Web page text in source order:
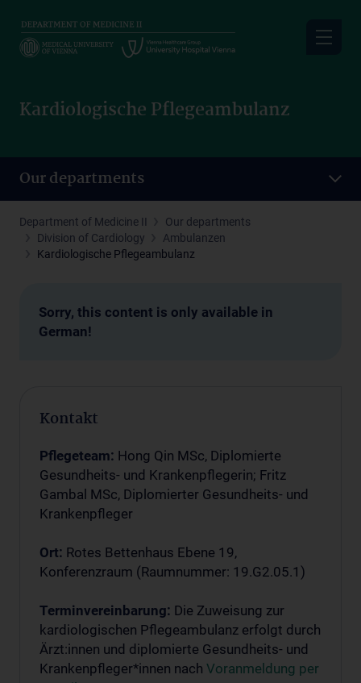
main
Kardiologische Pflegeambulanz
Our departments
Department of Medicine II
Our departments
Division of Cardiology
Ambulanzen
Kardiologische Pflegeambulanz
Sorry, this content is only available in
German!
Kontakt
Pflegeteam: Hong Qin MSc, Diplomierte
Gesundheits- und Krankenpflegerin; Fritz
Gambal MSc, Diplomierter Gesundheits- und
Krankenpfleger
Ort: Rotes Bettenhaus Ebene 19,
Konferenzraum (Raumnummer: 19.G2.05.1)
Terminvereinbarung: Die Zuweisung zur
kardiologischen Pflegeambulanz erfolgt durch
Ärzt:innen und diplomierte Gesundheits- und
Krankenpfleger*innen nach Voranmeldung per